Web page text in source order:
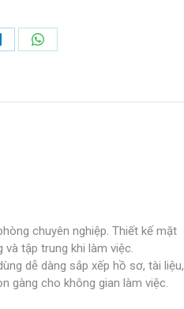
Share
chuyên nghiệp. Thiết kế mặt
tập trung khi làm việc.
dễ dàng sắp xếp hồ sơ, tài liệu,
gàng cho không gian làm việc.